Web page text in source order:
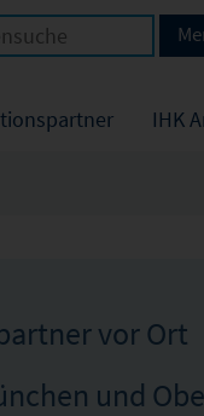
IHK
vor Ort
und